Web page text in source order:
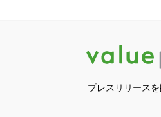
プレスリリース